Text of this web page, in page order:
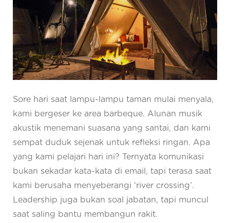
Sore hari saat lampu-lampu taman mulai menyala,
kami bergeser ke area barbeque. Alunan musik
akustik menemani suasana yang santai, dan kami
sempat duduk sejenak untuk refleksi ringan. Apa
yang kami pelajari hari ini? Ternyata komunikasi
bukan sekadar kata-kata di email, tapi terasa saat
kami berusaha menyeberangi ‘river crossing’.
Leadership juga bukan soal jabatan, tapi muncul
saat saling bantu membangun rakit.